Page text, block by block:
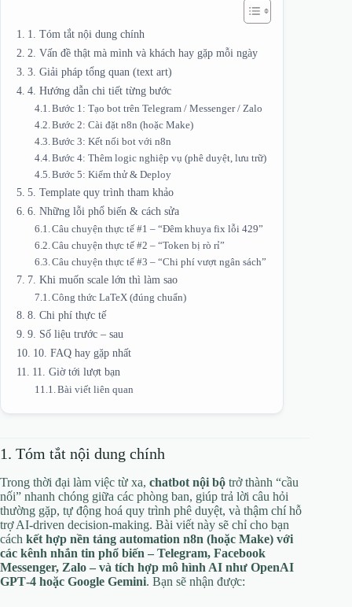
1. Tóm tắt nội dung chính
2. Vấn đề thật mà mình và khách hay gặp mỗi ngày
3. Giải pháp tổng quan (text art)
4. Hướng dẫn chi tiết từng bước
Bước 1: Tạo bot trên Telegram / Messenger / Zalo
Bước 2: Cài đặt n8n (hoặc Make)
Bước 3: Kết nối bot với n8n
Bước 4: Thêm logic nghiệp vụ (phê duyệt, lưu trữ)
Bước 5: Kiểm thử & Deploy
5. Template quy trình tham khảo
6. Những lỗi phổ biến & cách sửa
Câu chuyện thực tế #1 – “Đêm khuya fix lỗi 429”
Câu chuyện thực tế #2 – “Token bị rò rỉ”
Câu chuyện thực tế #3 – “Chi phí vượt ngân sách”
7. Khi muốn scale lớn thì làm sao
Công thức LaTeX (đúng chuẩn)
8. Chi phí thực tế
9. Số liệu trước – sau
10. FAQ hay gặp nhất
11. Giờ tới lượt bạn
Bài viết liên quan
1. Tóm tắt nội dung chính
Trong thời đại làm việc từ xa, chatbot nội bộ trở thành “cầu
nối” nhanh chóng giữa các phòng ban, giúp trả lời câu hỏi
thường gặp, tự động hoá quy trình phê duyệt, và thậm chí hỗ
trợ AI‑driven decision‑making. Bài viết này sẽ chỉ cho bạn
cách kết hợp nền tảng automation n8n (hoặc Make) với
các kênh nhắn tin phổ biến – Telegram, Facebook
Messenger, Zalo – và tích hợp mô hình AI như OpenAI
GPT‑4 hoặc Google Gemini. Bạn sẽ nhận được: